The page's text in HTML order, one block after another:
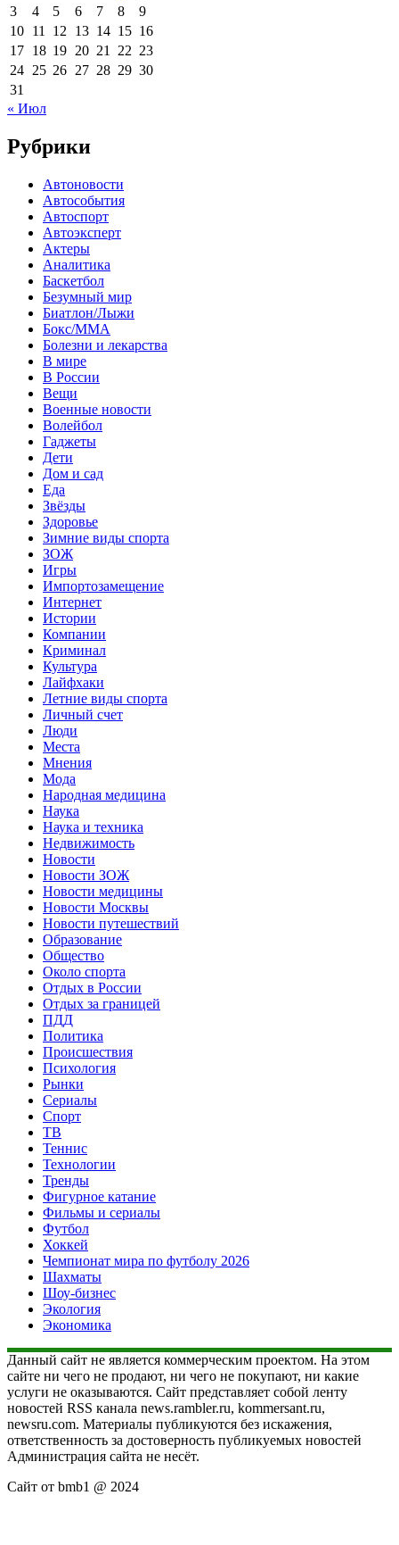
3
4 5 6 7 8
9
10 11 12 13 14 15 16
17 18 19 20 21 22 23
24 25 26 27 28 29 30
31
« Июл
Рубрики
Автоновости
Автособытия
Автоспорт
Автоэксперт
Актеры
Аналитика
Баскетбол
Безумный мир
Биатлон/Лыжи
Бокс/MMA
Болезни и лекарства
В мире
В России
Вещи
Военные новости
Волейбол
Гаджеты
Дети
Дом и сад
Еда
Звёзды
Здоровье
Зимние виды спорта
ЗОЖ
Игры
Импортозамещение
Интернет
Истории
Компании
Криминал
Культура
Лайфхаки
Летние виды спорта
Личный счет
Люди
Места
Мнения
Мода
Народная медицина
Наука
Наука и техника
Недвижимость
Новости
Новости ЗОЖ
Новости медицины
Новости Москвы
Новости путешествий
Образование
Общество
Около спорта
Отдых в России
Отдых за границей
ПДД
Политика
Происшествия
Психология
Рынки
Сериалы
Спорт
ТВ
Теннис
Технологии
Тренды
Фигурное катание
Фильмы и сериалы
Футбол
Хоккей
Чемпионат мира по футболу 2026
Шахматы
Шоу-бизнес
Экология
Экономика
Данный сайт не является коммерческим проектом. На этом
сайте ни чего не продают, ни чего не покупают, ни какие
услуги не оказываются. Сайт представляет собой ленту
новостей RSS канала news.rambler.ru, kommersant.ru,
newsru.com. Материалы публикуются без искажения,
ответственность за достоверность публикуемых новостей
Администрация сайта не несёт.
Сайт от bmb1 @ 2024